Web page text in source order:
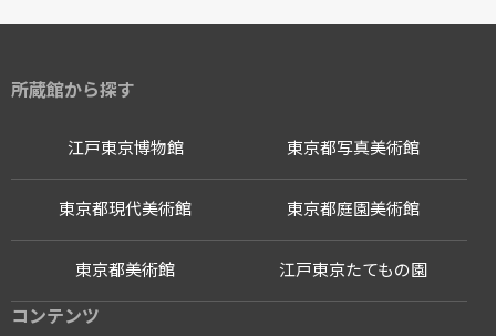
所蔵館から探す
江戸東京博物館
江戸東京たてもの園
東京都写真美術館
東京都現代美術館 東京都庭園美術館
東京都美術館
コンテンツ